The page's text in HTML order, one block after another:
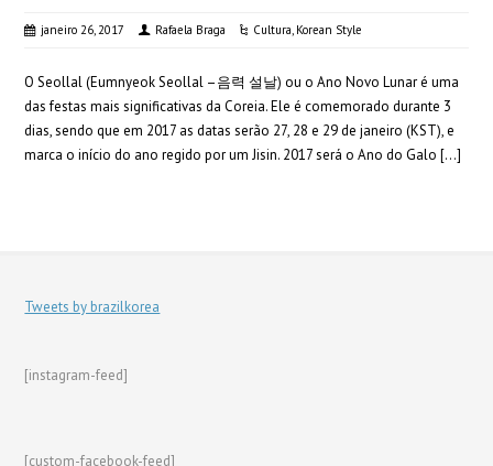
janeiro 26, 2017 Rafaela Braga Cultura, Korean Style
O Seollal (Eumnyeok Seollal –음력 설날) ou o Ano Novo Lunar é uma
das festas mais significativas da Coreia. Ele é comemorado durante 3
dias, sendo que em 2017 as datas serão 27, 28 e 29 de janeiro (KST), e
marca o início do ano regido por um Jisin. 2017 será o Ano do Galo […]
Tweets by brazilkorea
[instagram-feed]
[custom-facebook-feed]